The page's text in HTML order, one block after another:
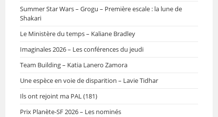
Summer Star Wars – Grogu – Première escale : la lune de
Shakari
Le Ministère du temps – Kaliane Bradley
Imaginales 2026 – Les conférences du jeudi
Team Building – Katia Lanero Zamora
Une espèce en voie de disparition – Lavie Tidhar
Ils ont rejoint ma PAL (181)
Prix Planète-SF 2026 – Les nominés